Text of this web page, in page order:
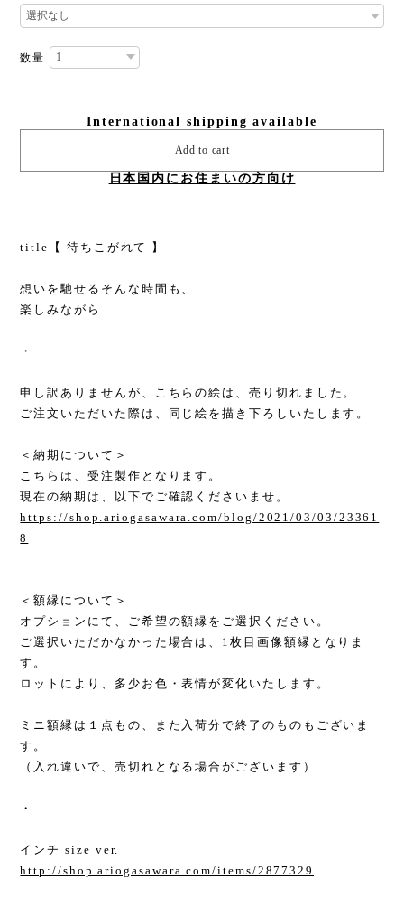
数量
International shipping available
Add to cart
日本国内にお住まいの方向け
title【 待ちこがれて 】
想いを馳せるそんな時間も、
楽しみながら
・
申し訳ありませんが、こちらの絵は、売り切れました。
ご注文いただいた際は、同じ絵を描き下ろしいたします。
＜納期について＞
こちらは、受注製作となります。
現在の納期は、以下でご確認くださいませ。
https://shop.ariogasawara.com/blog/2021/03/03/23361
8
＜額縁について＞
オプションにて、ご希望の額縁をご選択ください。
ご選択いただかなかった場合は、1枚目画像額縁となりま
す。
ロットにより、多少お色・表情が変化いたします。
ミニ額縁は１点もの、また入荷分で終了のものもございま
す。
（入れ違いで、売切れとなる場合がございます）
・
インチ size ver.
http://shop.ariogasawara.com/items/2877329